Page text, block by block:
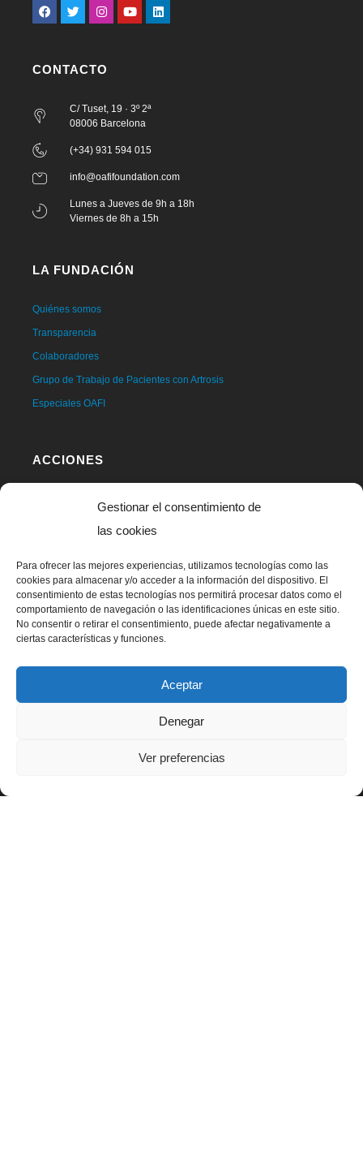
Gestionar el consentimiento de
las cookies
Para ofrecer las mejores experiencias, utilizamos tecnologías como las
cookies para almacenar y/o acceder a la información del dispositivo. El
consentimiento de estas tecnologías nos permitirá procesar datos como el
comportamiento de navegación o las identificaciones únicas en este sitio.
No consentir o retirar el consentimiento, puede afectar negativamente a
ciertas características y funciones.
Aceptar
Denegar
Ver preferencias
CONTACTO
C/ Tuset, 19 · 3º 2ª
08006 Barcelona
(+34) 931 594 015
info@oafifoundation.com
Lunes a Jueves de 9h a 18h
Viernes de 8h a 15h
LA FUNDACIÓN
Quiénes somos
Transparencia
Colaboradores
Grupo de Trabajo de Pacientes con Artrosis
Especiales OAFI
ACCIONES
Estudios científicos
Publicaciones propias
Clínica solidaria
Programas educacionales
Artro 360º